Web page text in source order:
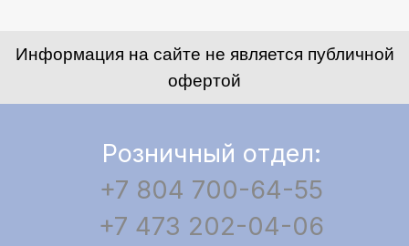
Информация на сайте не является публичной
офертой
Розничный отдел:
+7 804 700-64-55
+7 473 202-04-06